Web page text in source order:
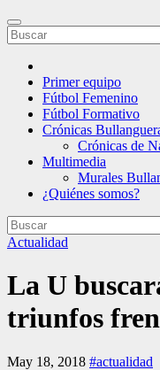
Primer equipo
Fútbol Femenino
Fútbol Formativo
Crónicas
Crónicas de
Multimedia
Murales
¿Quiénes somos?
Actualidad
La U
triunfos
May 18, 2018 #actualidad